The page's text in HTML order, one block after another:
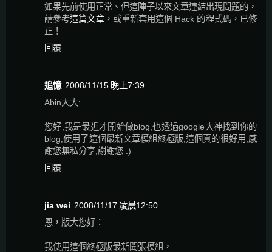
如果先前使用正常、但這陣子以來文章連結出現問題的，
請參考這篇文章，或重新套用這個 Hack 的程式碼，已修
正！
回覆
追憶 2008/11/15 晚上7:39
Abin大大:
您好,我是最近才開始做blog,也透過google大神找到你的
blog,使用了這個最新文章模組終極版,這個真的很好用,感
謝您無私分享,謝謝您 :)
回覆
jia wei 2008/11/17 凌晨12:50
恩，版大您好：
我使用這個終極版最新聞張模組，